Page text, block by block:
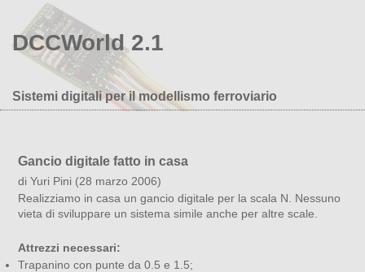
DCCWorld 2.1
Sistemi digitali per il modellismo ferroviario
Gancio digitale fatto in casa
di Yuri Pini (28 marzo 2006)
Realizziamo in casa un gancio digitale per la scala N. Nessuno
vieta di sviluppare un sistema simile anche per altre scale.
Attrezzi necessari:
Trapanino con punte da 0.5 e 1.5;